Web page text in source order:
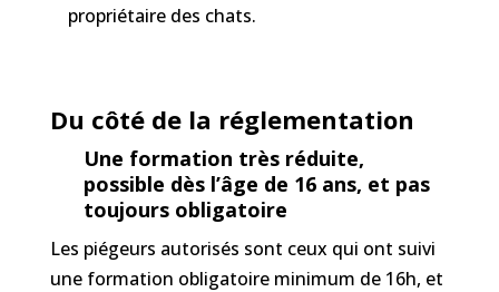
propriétaire des chats.
Du côté de la réglementation
Une formation très réduite,
possible dès l’âge de 16 ans, et pas
toujours obligatoire
Les piégeurs autorisés sont ceux qui ont suivi
une formation obligatoire minimum de 16h, et